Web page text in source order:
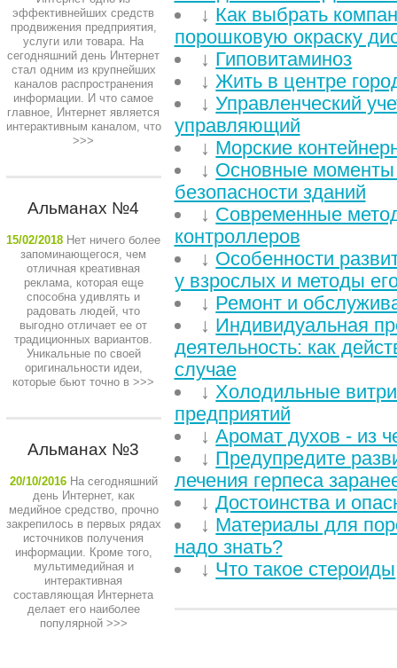
эффективнейших средств
продвижения предприятия,
услуги или товара. На
сегодняшний день Интернет
стал одним из крупнейших
каналов распространения
информации. И что самое
главное, Интернет является
интерактивным каналом, что
>>>
Альманах №4
15/02/2018 Нет ничего более
запоминающегося, чем
отличная креативная
реклама, которая еще
способна удивлять и
радовать людей, что
выгодно отличает ее от
традиционных вариантов.
Уникальные по своей
оригинальности идеи,
которые бьют точно в >>>
Альманах №3
20/10/2016 На сегодняшний
день Интернет, как
медийное средство, прочно
закрепилось в первых рядах
источников получения
информации. Кроме того,
мультимедийная и
интерактивная
составляющая Интернета
делает его наиболее
популярной>>>
↓ Как выбрать
порошковую окраску
↓ Гиповитаминоз
↓Жить в центре
↓Управленческий
управляющий
↓ Морские
↓ Основные
безопасности зданий
↓ Современные
контроллеров
↓ Особенности
у взрослых и методы
↓ Ремонт и
↓ Индивидуальная
деятельность: как
случае
↓Холодильные
предприятий
↓Аромат духов - из
↓ Предупредите
лечения герпеса
↓Достоинства и
↓ Материалы для
надо знать?
↓ Что такое стероиды